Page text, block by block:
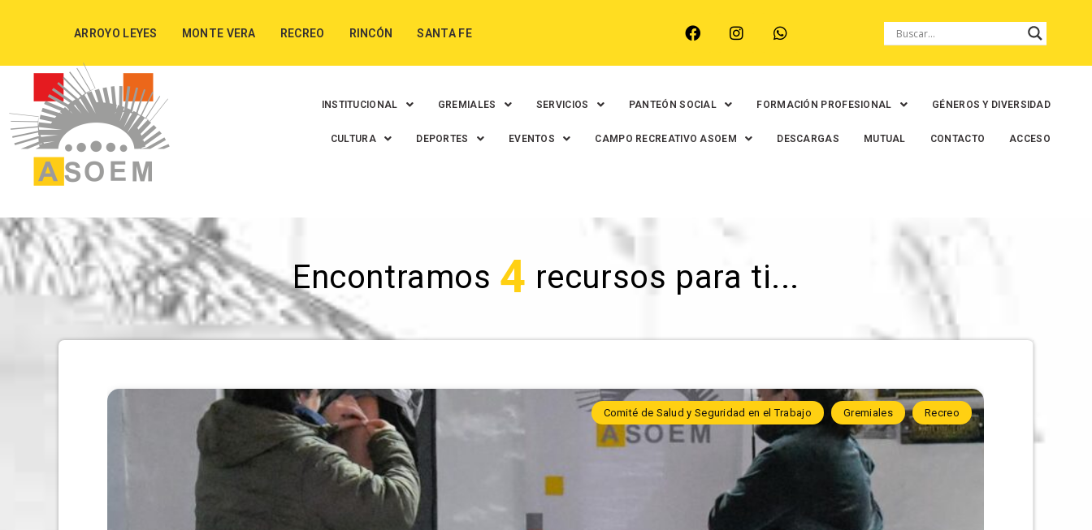
ARROYO LEYES MONTE VERA RECREO RINCÓN SANTA FE
INSTITUCIONAL GREMIALES SERVICIOS PANTEÓN SOCIAL FORMACIÓN PROFESIONAL GÉNEROS Y DIVERSIDAD
CULTURA DEPORTES EVENTOS CAMPO RECREATIVO ASOEM DESCARGAS MUTUAL CONTACTO ACCESO
Encontramos 4 recursos para ti...
Comité de Salud y Seguridad en el Trabajo Gremiales Recreo